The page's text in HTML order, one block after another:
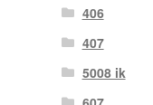
406
407
5008 ik